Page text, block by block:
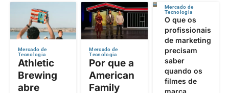
Mercado de
Tecnologia
Athletic
Brewing
abre
Mercado de
Tecnologia
Por que a
American
Family
Mercado de
Tecnologia
O que os
profissionais
de marketing
precisam
saber
quando os
filmes de